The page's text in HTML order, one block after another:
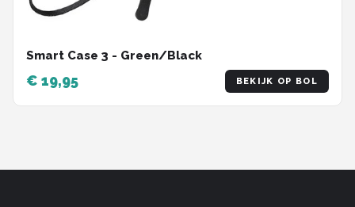
Smart Case 3 - Green/Black
€ 19,95 BEKIJK OP BOL